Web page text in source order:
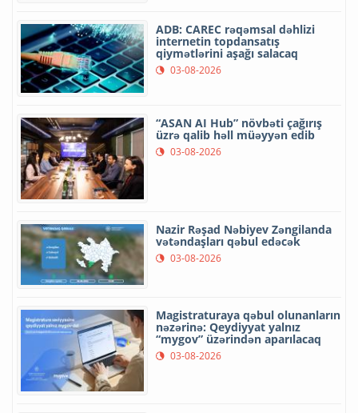
ADB: CAREC rəqəmsal dəhlizi
internetin topdansatış
qiymətlərini aşağı salacaq
03-08-2026
“ASAN AI Hub” növbəti çağırış
üzrə qalib həll müəyyən edib
03-08-2026
Nazir Rəşad Nəbiyev Zəngilanda
vətəndaşları qəbul edəcək
03-08-2026
Magistraturaya qəbul olunanların
nəzərinə: Qeydiyyat yalnız
“mygov” üzərindən aparılacaq
03-08-2026